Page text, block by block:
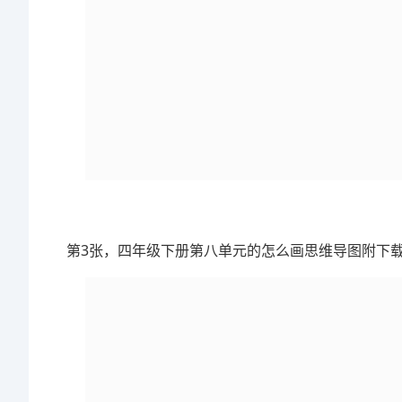
第3张，四年级下册第八单元的怎么画思维导图附下